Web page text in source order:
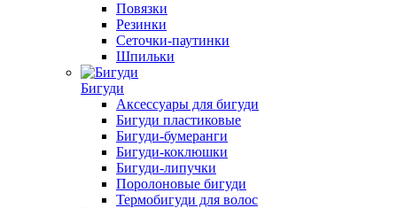
Повязки
Резинки
Сеточки-паутинки
Шпильки
Бигуди
Аксессуары для бигуди
Бигуди пластиковые
Бигуди-бумеранги
Бигуди-коклюшки
Бигуди-липучки
Поролоновые бигуди
Термобигуди для волос